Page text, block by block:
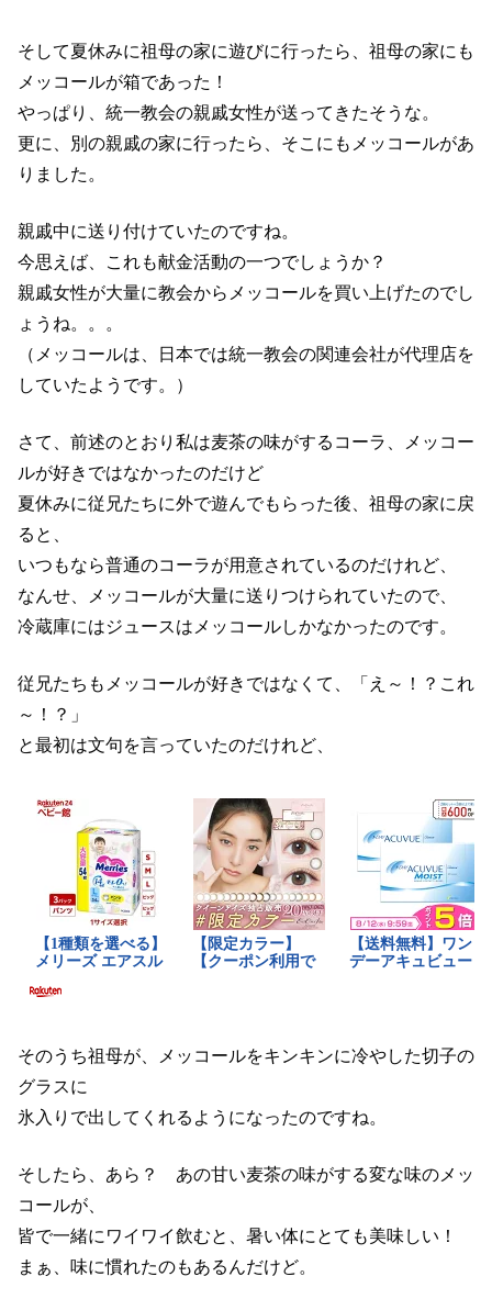
そして夏休みに祖母の家に遊びに行ったら、祖母の家にも
メッコールが箱であった！
やっぱり、統一教会の親戚女性が送ってきたそうな。
更に、別の親戚の家に行ったら、そこにもメッコールがあ
りました。
親戚中に送り付けていたのですね。
今思えば、これも献金活動の一つでしょうか？
親戚女性が大量に教会からメッコールを買い上げたのでし
ょうね。。。
（メッコールは、日本では統一教会の関連会社が代理店を
していたようです。）
さて、前述のとおり私は麦茶の味がするコーラ、メッコー
ルが好きではなかったのだけど
夏休みに従兄たちに外で遊んでもらった後、祖母の家に戻
ると、
いつもなら普通のコーラが用意されているのだけれど、
なんせ、メッコールが大量に送りつけられていたので、
冷蔵庫にはジュースはメッコールしかなかったのです。
従兄たちもメッコールが好きではなくて、「え～！？これ
～！？」
と最初は文句を言っていたのだけれど、
そのうち祖母が、メッコールをキンキンに冷やした切子の
グラスに
氷入りで出してくれるようになったのですね。
そしたら、あら？ あの甘い麦茶の味がする変な味のメッ
コールが、
皆で一緒にワイワイ飲むと、暑い体にとても美味しい！
まぁ、味に慣れたのもあるんだけど。